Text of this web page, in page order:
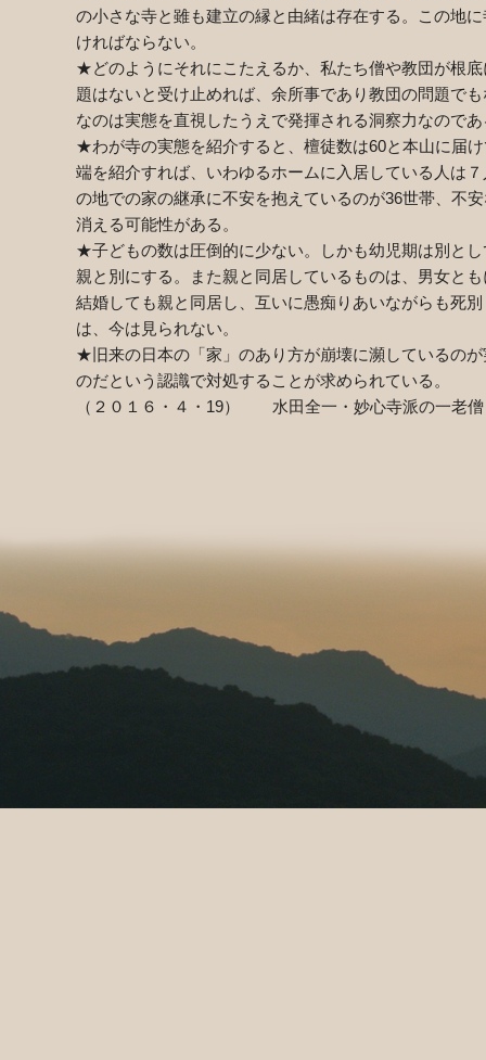
の小さな寺と雖も建立の縁と由緒は存在する。この地
ければならない。
★どのようにそれにこたえるか、私たち僧や教団が根
題はないと受け止めれば、余所事であり教団の問題で
なのは実態を直視したうえで発揮される洞察力なので
★わが寺の実態を紹介すると、檀徒数は60と本山に届
端を紹介すれば、いわゆるホームに入居している人は
の地での家の継承に不安を抱えているのが36世帯、不
消える可能性がある。
★子どもの数は圧倒的に少ない。しかも幼児期は別と
親と別にする。また親と同居しているものは、男女と
結婚しても親と同居し、互いに愚痴りあいながらも死
は、今は見られない。
★旧来の日本の「家」のあり方が崩壊に瀕しているの
のだという認識で対処することが求められている。
（２０１６・４・19） 水田全一・妙心寺派の一老僧